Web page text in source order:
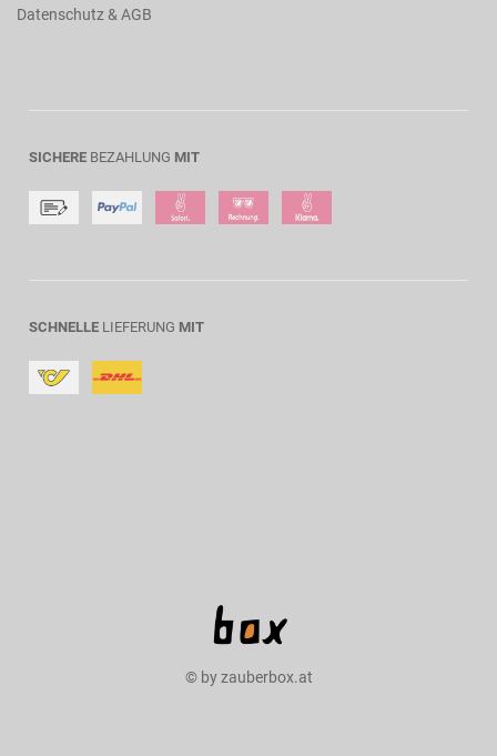
Datenschutz & AGB
SICHERE BEZAHLUNG MIT
SCHNELLE LIEFERUNG MIT
© by zauberbox.at